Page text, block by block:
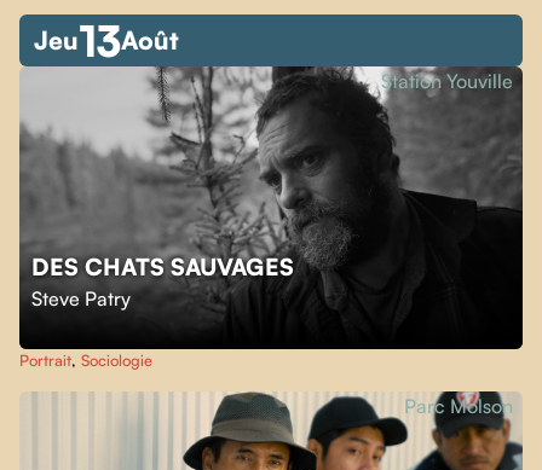
Jeu13Août
DES CHATS SAUVAGES
Steve Patry
Station Youville
Portrait, Sociologie
Parc Molson